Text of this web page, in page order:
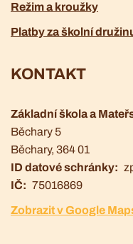
Režim a kroužky
Platby za školní
KONTAKT
Základní škola a
Běchary 5
Běchary, 364 01
ID datové schránky
IČ
75016869
Zobrazit v Google